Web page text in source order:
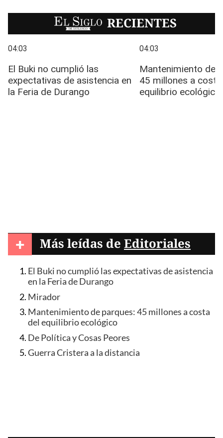
EL SIGLO RECIENTES
+ Más leídas de Editoriales
El Buki no cumplió las expectativas de asistencia
en la Feria de Durango
Mirador
Mantenimiento de parques: 45 millones a costa
del equilibrio ecológico
De Política y Cosas Peores
Guerra Cristera a la distancia